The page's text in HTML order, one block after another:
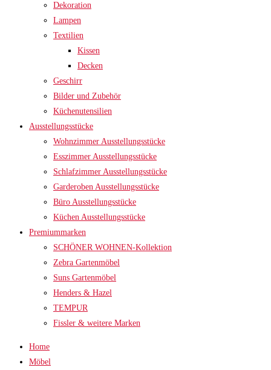
Dekoration
Lampen
Textilien
Kissen
Decken
Geschirr
Bilder und Zubehör
Küchenutensilien
Ausstellungsstücke
Wohnzimmer Ausstellungsstücke
Esszimmer Ausstellungsstücke
Schlafzimmer Ausstellungsstücke
Garderoben Ausstellungsstücke
Büro Ausstellungsstücke
Küchen Ausstellungsstücke
Premiummarken
SCHÖNER WOHNEN-Kollektion
Zebra Gartenmöbel
Suns Gartenmöbel
Henders & Hazel
TEMPUR
Fissler & weitere Marken
Home
Möbel